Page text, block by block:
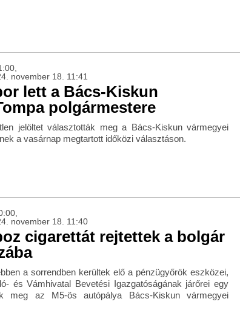
november 18. 11:41
lett a Bács-Kiskun
polgármestere
jelöltet választották meg a Bács-Kiskun vármegyei
a vasárnap megtartott időközi választáson.
november 18. 11:40
cigarettát rejtettek a bolgár
a sorrendben kerültek elő a pénzügyőrök eszközei,
és Vámhivatal Bevetési Igazgatóságának járőrei egy
meg az M5-ös autópálya Bács-Kiskun vármegyei